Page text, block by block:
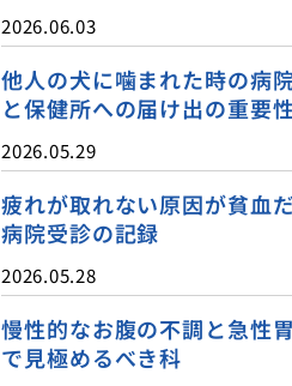
2026.06.03
他人の犬に噛まれた時の病
と保健所への届け出の重要性
2026.05.29
疲れが取れない原因が貧血
病院受診の記録
2026.05.28
慢性的なお腹の不調と急性
で見極めるべき科